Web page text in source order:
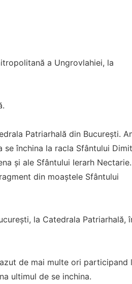
a Ungrovlahiei, la
Patriarhală din București.
închina la racla Sfântului
și ale Sfântului Ierarh
din moaștele Sfântului
la Catedrala Patriarhală,
de mai multe ori participand
ultimul de se inchina.